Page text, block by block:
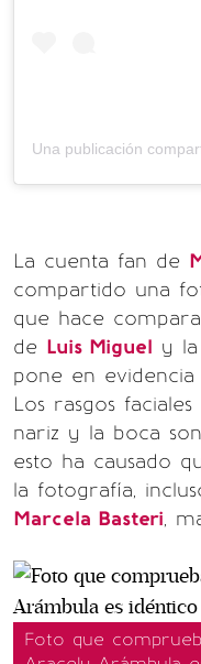
Una publicación
La cuenta fan de
compartido una
que hace
de Luis Miguel y
pone en evidencia
Los rasgos faciales
nariz y la boca
esto ha causado
la fotografía,
Marcela Basteri,
Foto que